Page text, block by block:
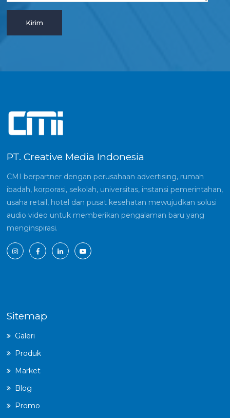
PT. Creative Media Indonesia
CMI berpartner dengan perusahaan advertising, rumah
ibadah, korporasi, sekolah, universitas, instansi pemerintahan,
usaha retail, hotel dan pusat kesehatan mewujudkan solusi
audio video untuk memberikan pengalaman baru yang
menginspirasi.
Sitemap
Galeri
Produk
Market
Blog
Promo